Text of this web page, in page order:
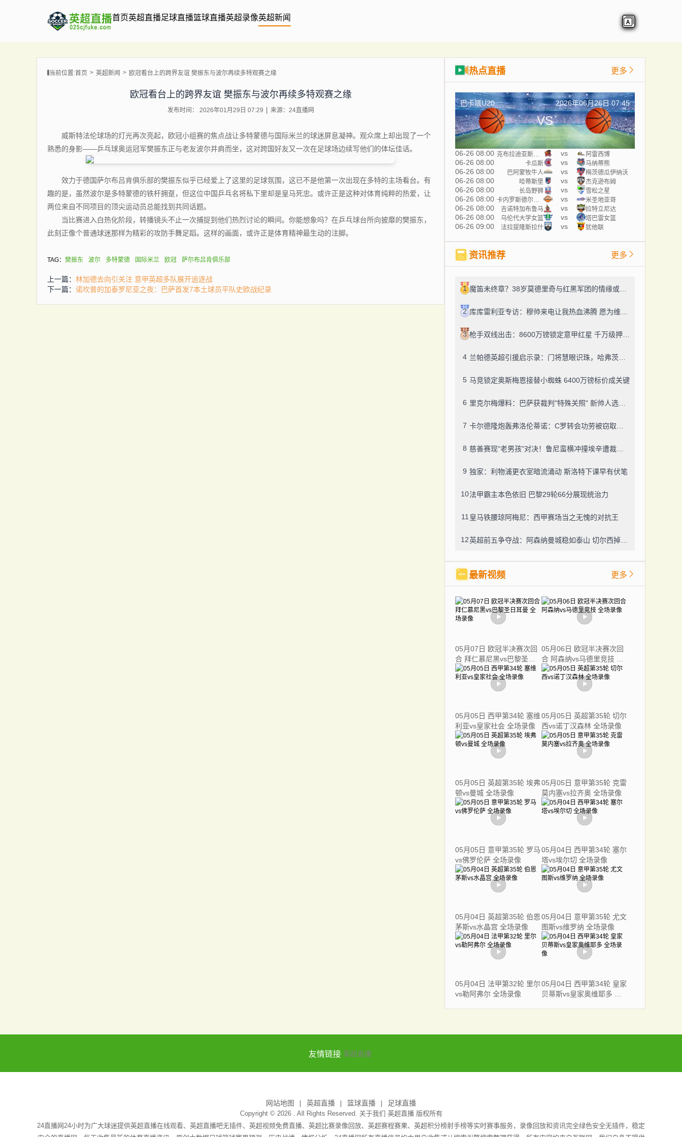
首页英超直播足球直播篮球直播英超录像英超新闻
当前位置:首页 英超新闻 欧冠看台上的跨界友谊 樊振东与波尔再续多特观赛之缘
欧冠看台上的跨界友谊 樊振东与波尔再续多特观赛之缘
发布时间： 2026年01月29日 07:29 来源：24直播网
威斯特法伦球场的灯光再次亮起，欧冠小组赛的焦点战让多特蒙德与国际米兰的球迷屏息凝神。观众席上却出现了一个
熟悉的身影——乒乓球奥运冠军樊振东正与老友波尔并肩而坐，这对跨国好友又一次在足球场边续写他们的体坛佳话。
效力于德国萨尔布吕肯俱乐部的樊振东似乎已经爱上了这里的足球氛围，这已不是他第一次出现在多特的主场看台。有
趣的是，虽然波尔是多特蒙德的铁杆拥趸，但这位中国乒乓名将私下里却是皇马死忠。或许正是这种对体育纯粹的热爱，让
两位来自不同项目的顶尖运动员总能找到共同话题。
当比赛进入白热化阶段，转播镜头不止一次捕捉到他们热烈讨论的瞬间。你能想象吗？在乒乓球台所向披靡的樊振东，
此刻正像个普通球迷那样为精彩的攻防手舞足蹈。这样的画面，或许正是体育精神最生动的注脚。
TAG： 樊振东 波尔 多特蒙德 国际米兰 欧冠 萨尔布吕肯俱乐部
上一篇： 林加德去向引关注 意甲英超多队展开追逐战
下一篇： 诺坎普的加泰罗尼亚之夜：巴萨首发7本土球员平队史欧战纪录
热点直播 更多
巴卡塔U20 2026年06月26日 07:45
VS
06-26 08:00 vs 阿雷西博
06-26 08:00 卡瓜斯 vs 马纳蒂熊
06-26 08:00 巴阿蒙牧牛人 vs 梅茨德瓜伊纳沃
06-26 08:00 哈蒂斯堡 vs 杰克逊布姆
06-26 08:00 长岛野狮 vs 雪松之星
06-26 08:00 vs 米圣地亚哥
06-26 08:00 吉诺特加布鲁马 vs 拉特立尼达
06-26 08:00 乌伦代大学女篮 vs 塔巴雷女篮
06-26 09:00 法拉提隆斯拉什 vs 犹他联
资讯推荐 更多
1
2
3
4
5 马竞锁定奥斯梅恩接替小蜘蛛 6400万镑标价成关键
6
7
8
9 独家：利物浦更衣室暗流涌动 斯洛特下课早有伏笔
10法甲霸主本色依旧 巴黎29轮66分展现统治力
11 皇马铁腰琼阿梅尼：西甲赛场当之无愧的对抗王
12
最新视频 更多
05月07日 欧冠半决赛次回
合 拜仁慕尼黑vs巴黎圣日
耳曼 全场录像
05月06日 欧冠半决赛次回
合 阿森纳vs马德里竞技 全
场录像
05月05日 西甲第34轮 塞维
利亚vs皇家社会 全场录像
05月05日 英超第35轮 切尔
西vs诺丁汉森林 全场录像
05月05日 英超第35轮 埃弗
顿vs曼城 全场录像
05月05日 意甲第35轮 克雷
莫内塞vs拉齐奥 全场录像
05月05日 意甲第35轮 罗马
vs佛罗伦萨 全场录像
05月04日 西甲第34轮 塞尔
塔vs埃尔切 全场录像
05月04日 英超第35轮 伯恩
茅斯vs水晶宫 全场录像
05月04日 意甲第35轮 尤文
图斯vs维罗纳 全场录像
05月04日 法甲第32轮 里尔
vs勒阿弗尔 全场录像
05月04日 西甲第34轮 皇家
贝蒂斯vs皇家奥维耶多 全
友情链接 英超直播
网站地图 英超直播 篮球直播 足球直播
Copyright © 2026 . All Rights Reserved. 关于我们 英超直播版权所有
24直播网24小时为广大球迷提供英超直播在线观看、英超直播吧无插件、英超视频免费直播、英超比赛录像回放、英超赛程赛果、英超积分榜射手榜等实时赛事服务，录像回放和资讯完全绿色安全无插件，稳定